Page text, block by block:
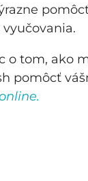
o tom, ako
pomôcť